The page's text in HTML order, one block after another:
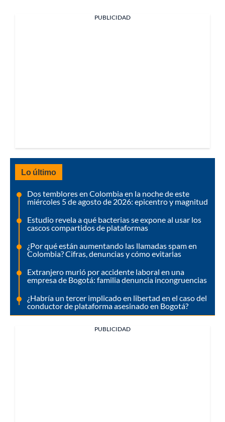
PUBLICIDAD
Lo último
Dos temblores en Colombia en la noche de este
miércoles 5 de agosto de 2026: epicentro y magnitud
Estudio revela a qué bacterias se expone al usar los
cascos compartidos de plataformas
¿Por qué están aumentando las llamadas spam en
Colombia? Cifras, denuncias y cómo evitarlas
Extranjero murió por accidente laboral en una
empresa de Bogotá: familia denuncia incongruencias
¿Habría un tercer implicado en libertad en el caso del
conductor de plataforma asesinado en Bogotá?
PUBLICIDAD